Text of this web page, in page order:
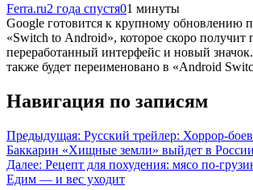
Ferra.ru2 года спустя01 минуты
Google готовится к крупному обновлению
«Switch to Android», которое скоро получит
переработанный интерфейс и новый
также будет переименовано в «Android
Навигация по записям
Предыдущая: Русский трейлер: Хоррор-
Баккарин «Хищные земли» выйдет в России
Далее: Рецепт для похудения: мясо по-
Едим — и вес уходит